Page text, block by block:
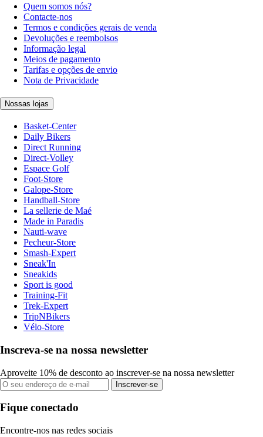
Quem somos nós?
Contacte-nos
Termos e condições gerais de venda
Devoluções e reembolsos
Informação legal
Meios de pagamento
Tarifas e opções de envio
Nota de Privacidade
Nossas lojas
Basket-Center
Daily Bikers
Direct Running
Direct-Volley
Espace Golf
Foot-Store
Galope-Store
Handball-Store
La sellerie de Maé
Made in Paradis
Nauti-wave
Pecheur-Store
Smash-Expert
Sneak'In
Sneakids
Sport is good
Training-Fit
Trek-Expert
TripNBikers
Vélo-Store
Inscreva-se na nossa newsletter
Aproveite 10% de desconto ao inscrever-se na nossa newsletter
Inscrever-se
Fique conectado
Encontre-nos nas redes sociais